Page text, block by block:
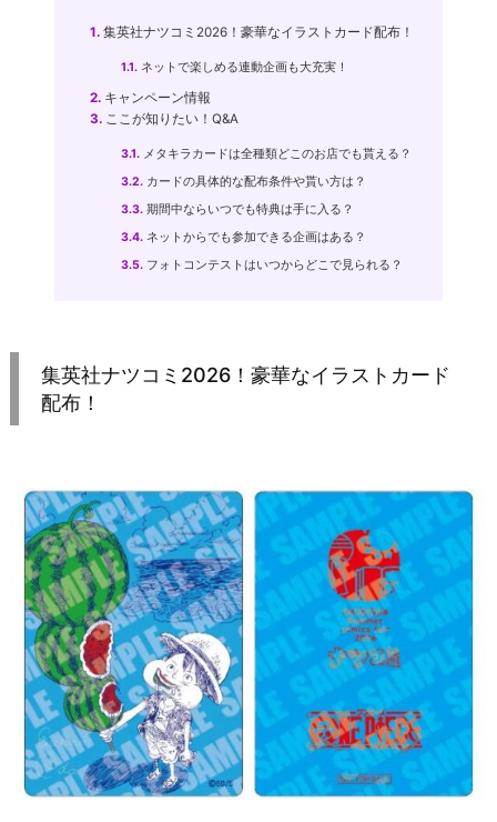
1. 集英社ナツコミ2026！豪華なイラストカード配布！
1.1. ネットで楽しめる連動企画も大充実！
2. キャンペーン情報
3. ここが知りたい！Q&A
3.1. メタキラカードは全種類どこのお店でも貰える？
3.2. カードの具体的な配布条件や貰い方は？
3.3. 期間中ならいつでも特典は手に入る？
3.4. ネットからでも参加できる企画はある？
3.5. フォトコンテストはいつからどこで見られる？
集英社ナツコミ2026！豪華なイラストカード
配布！